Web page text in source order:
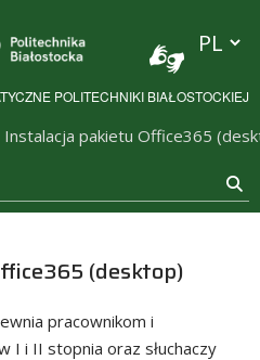
Politechnika
POLITECHNIKI BIAŁOSTOCKIEJ
Instalacja pakietu Office365
(desktop)
pracownikom i
I i II stopnia oraz słuchaczy